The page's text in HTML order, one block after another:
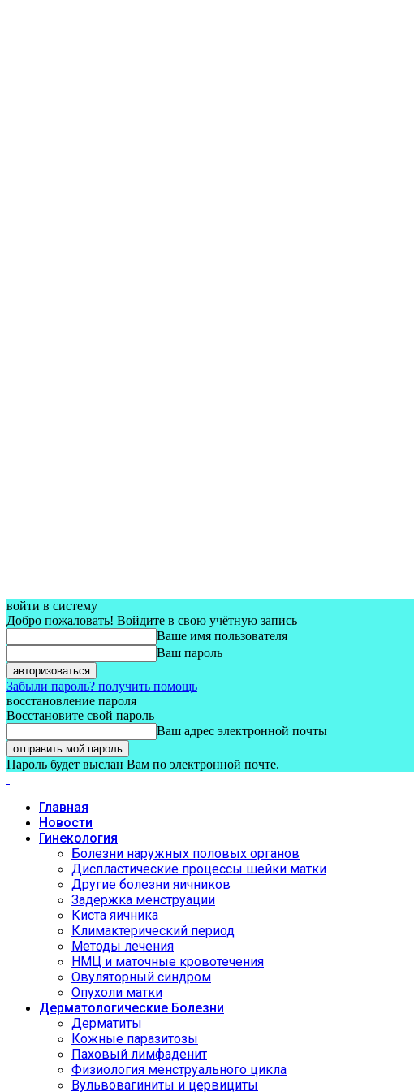
войти в систему
Добро пожаловать! Войдите в свою учётную запись
Ваше имя пользователя
Ваш пароль
Забыли пароль? получить помощь
восстановление пароля
Восстановите свой пароль
Ваш адрес электронной почты
Пароль будет выслан Вам по электронной почте.
Главная
Новости
Гинекология
Болезни наружных половых органов
Диспластические процессы шейки матки
Другие болезни яичников
Задержка менструации
Киста яичника
Климактерический период
Методы лечения
НМЦ и маточные кровотечения
Овуляторный синдром
Опухоли матки
Дерматологические Болезни
Дерматиты
Кожные паразитозы
Паховый лимфаденит
Физиология менструального цикла
Вульвовагиниты и цервициты